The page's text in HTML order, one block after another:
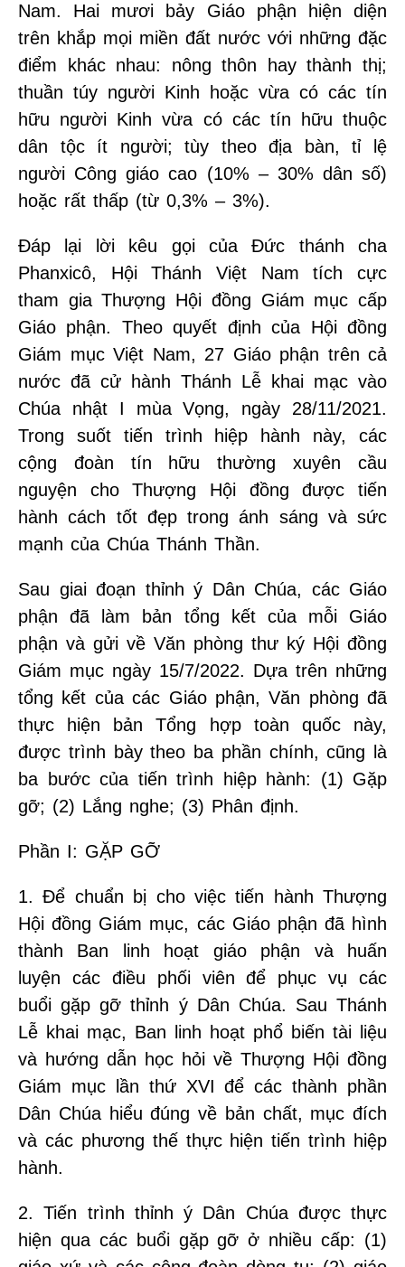
Nam. Hai mươi bảy Giáo phận hiện diện
trên khắp mọi miền đất nước với những đặc
điểm khác nhau: nông thôn hay thành thị;
thuần túy người Kinh hoặc vừa có các tín
hữu người Kinh vừa có các tín hữu thuộc
dân tộc ít người; tùy theo địa bàn, tỉ lệ
người Công giáo cao (10% – 30% dân số)
hoặc rất thấp (từ 0,3% – 3%).
Đáp lại lời kêu gọi của Đức thánh cha
Phanxicô, Hội Thánh Việt Nam tích cực
tham gia Thượng Hội đồng Giám mục cấp
Giáo phận. Theo quyết định của Hội đồng
Giám mục Việt Nam, 27 Giáo phận trên cả
nước đã cử hành Thánh Lễ khai mạc vào
Chúa nhật I mùa Vọng, ngày 28/11/2021.
Trong suốt tiến trình hiệp hành này, các
cộng đoàn tín hữu thường xuyên cầu
nguyện cho Thượng Hội đồng được tiến
hành cách tốt đẹp trong ánh sáng và sức
mạnh của Chúa Thánh Thần.
Sau giai đoạn thỉnh ý Dân Chúa, các Giáo
phận đã làm bản tổng kết của mỗi Giáo
phận và gửi về Văn phòng thư ký Hội đồng
Giám mục ngày 15/7/2022. Dựa trên những
tổng kết của các Giáo phận, Văn phòng đã
thực hiện bản Tổng hợp toàn quốc này,
được trình bày theo ba phần chính, cũng là
ba bước của tiến trình hiệp hành: (1) Gặp
gỡ; (2) Lắng nghe; (3) Phân định.
Phần I: GẶP GỠ
1. Để chuẩn bị cho việc tiến hành Thượng
Hội đồng Giám mục, các Giáo phận đã hình
thành Ban linh hoạt giáo phận và huấn
luyện các điều phối viên để phục vụ các
buổi gặp gỡ thỉnh ý Dân Chúa. Sau Thánh
Lễ khai mạc, Ban linh hoạt phổ biến tài liệu
và hướng dẫn học hỏi về Thượng Hội đồng
Giám mục lần thứ XVI để các thành phần
Dân Chúa hiểu đúng về bản chất, mục đích
và các phương thế thực hiện tiến trình hiệp
hành.
2. Tiến trình thỉnh ý Dân Chúa được thực
hiện qua các buổi gặp gỡ ở nhiều cấp: (1)